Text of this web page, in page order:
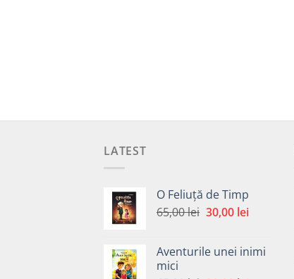
LATEST
O Feliuță de Timp
65,00lei Prețul
fost:
30,00 leiPrețul
30,00 lei.
Aventurile unei inimi
mici